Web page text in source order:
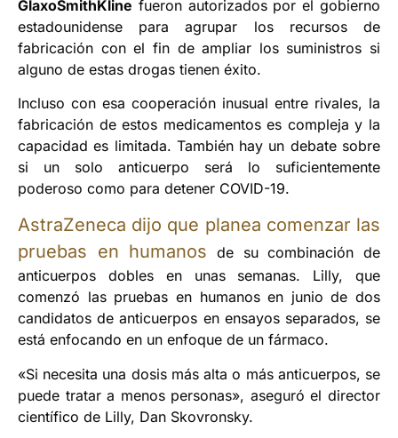
GlaxoSmithKline fueron autorizados por el gobierno
estadounidense para agrupar los recursos de
fabricación con el fin de ampliar los suministros si
alguno de estas drogas tienen éxito.
Incluso con esa cooperación inusual entre rivales, la
fabricación de estos medicamentos es compleja y la
capacidad es limitada. También hay un debate sobre
si un solo anticuerpo será lo suficientemente
poderoso como para detener COVID-19.
AstraZeneca dijo que planea comenzar las
pruebas en humanos de su combinación de
anticuerpos dobles en unas semanas. Lilly, que
comenzó las pruebas en humanos en junio de dos
candidatos de anticuerpos en ensayos separados, se
está enfocando en un enfoque de un fármaco.
«Si necesita una dosis más alta o más anticuerpos, se
puede tratar a menos personas», aseguró el director
científico de Lilly, Dan Skovronsky.